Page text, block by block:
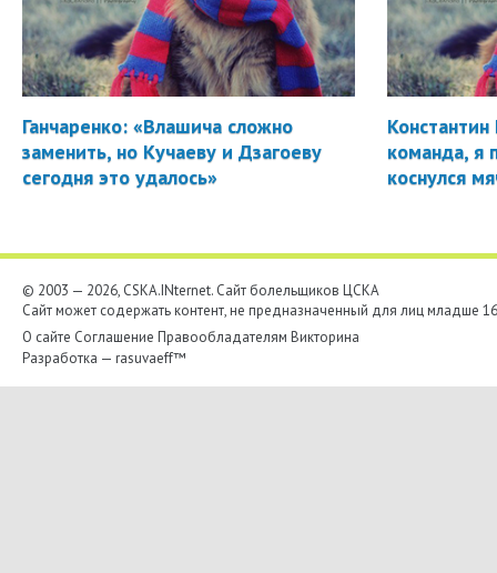
Ганчаренко: «Влашича сложно
заменить, но Кучаеву и Дзагоеву
сегодня это удалось»
Константин
команда, я
коснулся
© 2003 — 2026, CSKA.INternet. Cайт болельщиков ЦСКА
Сайт может содержать контент, не предназначенный для лиц младше
О сайте Соглашение Правообладателям Викторина
Разработка — rasuvaeff™